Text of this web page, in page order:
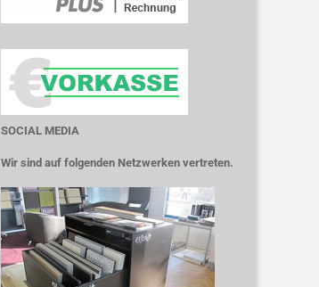
SOCIAL MEDIA
Wir sind auf folgenden Netzwerken vertreten.